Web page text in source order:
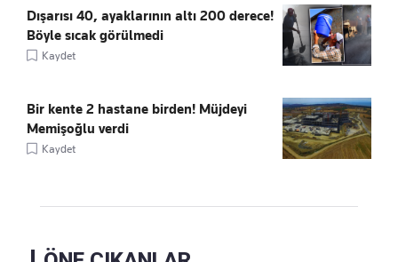
Dışarısı 40, ayaklarının altı 200 derece!
Böyle sıcak görülmedi
Kaydet
Bir kente 2 hastane birden! Müjdeyi
Memişoğlu verdi
Kaydet